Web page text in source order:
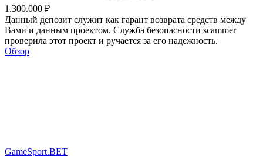
1.300.000 ₽
Данный депозит служит как гарант возврата средств между
Вами и данным проектом. Служба безопасности scammer
проверила этот проект и ручается за его надежность.
Обзор
GameSport.BET